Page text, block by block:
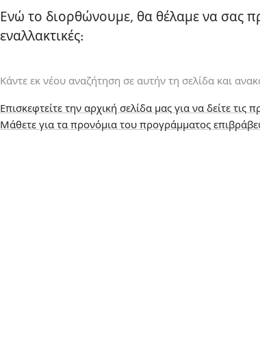
Ενώ το διορθώνουμε, θα θέλαμε να σας
εναλλακτικές:
Κάντε εκ νέου αναζήτηση σε αυτήν τη σελίδα και
Επισκεφτείτε την αρχική σελίδα μας για να δείτε τις
Μάθετε για τα προνόμια του προγράμματος